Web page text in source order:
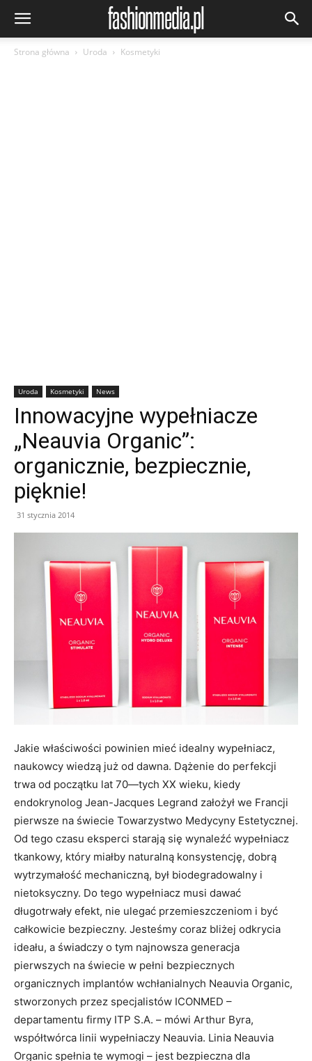
Strona główna Uroda Kosmetyki
Uroda Kosmetyki News
Innowacyjne wypełniacze
„Neauvia Organic”:
organicznie, bezpiecznie,
pięknie!
31 stycznia 2014
Jakie właściwości powinien mieć idealny wypełniacz,
naukowcy wiedzą już od dawna. Dążenie do perfekcji
trwa od początku lat 70—tych XX wieku, kiedy
endokrynolog Jean-Jacques Legrand założył we Francji
pierwsze na świecie Towarzystwo Medycyny Estetycznej.
Od tego czasu eksperci starają się wynaleźć wypełniacz
tkankowy, który miałby naturalną konsystencję, dobrą
wytrzymałość mechaniczną, był biodegradowalny i
nietoksyczny. Do tego wypełniacz musi dawać
długotrwały efekt, nie ulegać przemieszczeniom i być
całkowicie bezpieczny. Jesteśmy coraz bliżej odkrycia
ideału, a świadczy o tym najnowsza generacja
pierwszych na świecie w pełni bezpiecznych
organicznych implantów wchłanialnych Neauvia Organic,
stworzonych przez specjalistów ICONMED –
departamentu firmy ITP S.A. – mówi Arthur Byra,
współtwórca linii wypełniaczy Neauvia. Linia Neauvia
Organic spełnia te wymogi – jest bezpieczna dla